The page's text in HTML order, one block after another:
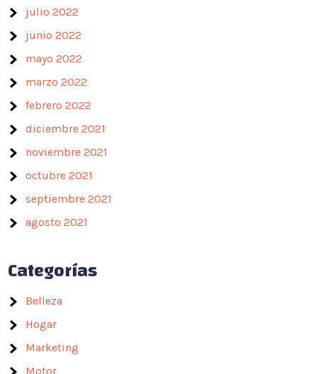
julio 2022
junio 2022
mayo 2022
marzo 2022
febrero 2022
diciembre 2021
noviembre 2021
octubre 2021
septiembre 2021
agosto 2021
Categorías
Belleza
Hogar
Marketing
Motor